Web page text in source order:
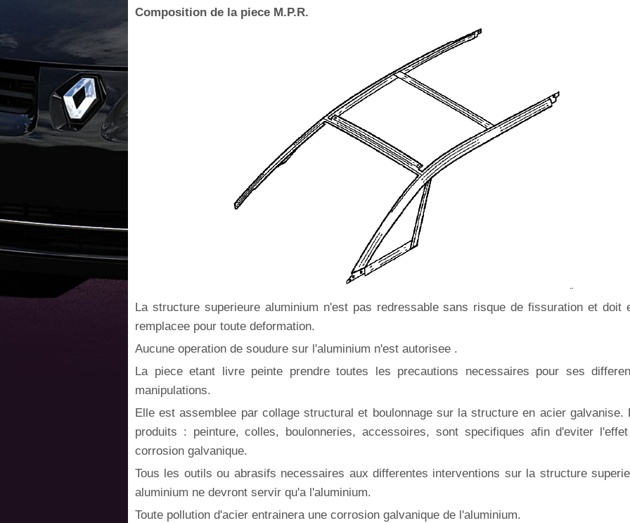
Composition de la piece M.P.R.
La structure superieure aluminium n'est pas redressable sans risque de fissuration et doit
remplacee pour toute deformation.
Aucune operation de soudure sur l'aluminium n'est autorisee .
La piece etant livre peinte prendre toutes les precautions necessaires pour ses
manipulations.
Elle est assemblee par collage structural et boulonnage sur la structure en acier galvanise.
produits : peinture, colles, boulonneries, accessoires, sont specifiques afin d'eviter
corrosion galvanique.
Tous les outils ou abrasifs necessaires aux differentes interventions sur la structure
aluminium ne devront servir qu'a l'aluminium.
Toute pollution d'acier entrainera une corrosion galvanique de l'aluminium.